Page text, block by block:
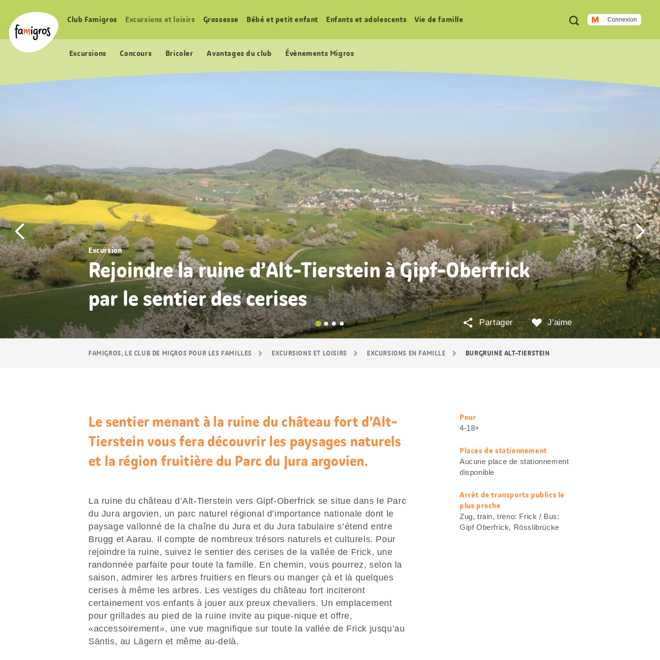
navigation
Logo
Métanavigation
RechercheConnexion
Navigation
Club Famigros Excursions et loisirs Grossesse Bébé et petit enfant Enfants et adolescents Vie de famille
Excursions Concours Bricoler Avantages du club Évènements Migros
FAMIGROS, LE CLUB DE MIGROS POUR LES FAMILLES EXCURSIONS ET LOISIRS EXCURSIONS EN FAMILLE BURGRUINE ALT-TIERSTEIN
Excursion
Rejoindre la ruine d’Alt-Tierstein à Gipf-Oberfrick
par le sentier des cerises
J’aime
Partager
Le sentier menant à la ruine du château fort d’Alt-
Tierstein vous fera découvrir les paysages naturels
et la région fruitière du Parc du Jura argovien.
La ruine du château d’Alt-Tierstein vers Gipf-Oberfrick se situe dans le Parc
du Jura argovien, un parc naturel régional d’importance nationale dont le
paysage vallonné de la chaîne du Jura et du Jura tabulaire s’étend entre
Brugg et Aarau. Il compte de nombreux trésors naturels et culturels. Pour
rejoindre la ruine, suivez le sentier des cerises de la vallée de Frick, une
randonnée parfaite pour toute la famille. En chemin, vous pourrez, selon la
saison, admirer les arbres fruitiers en fleurs ou manger çà et là quelques
cerises à même les arbres. Les vestiges du château fort inciteront
certainement vos enfants à jouer aux preux chevaliers. Un emplacement
pour grillades au pied de la ruine invite au pique-nique et offre,
«accessoirement», une vue magnifique sur toute la vallée de Frick jusqu’au
Säntis, au Lägern et même au-delà.
Informations
utiles
Pour
4-18+
Places de stationnement
Aucune place de stationnement
disponible
Arrêt de transports publics le
plus proche
Zug, train, treno: Frick / Bus:
Gipf Oberfrick, Rösslibrücke